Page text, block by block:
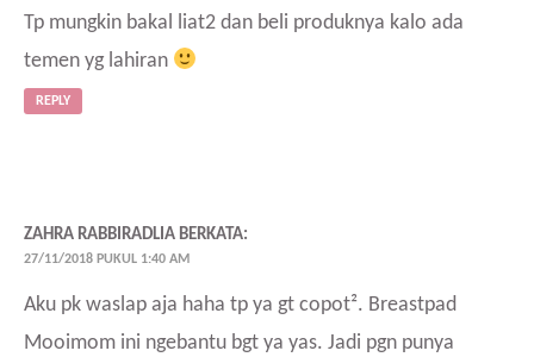
Tp mungkin bakal liat2 dan beli produknya kalo ada
temen yg lahiran
REPLY
ZAHRA RABBIRADLIA BERKATA:
27/11/2018 PUKUL 1:40 AM
Aku pk waslap aja haha tp ya gt copot². Breastpad
Mooimom ini ngebantu bgt ya yas. Jadi pgn punya